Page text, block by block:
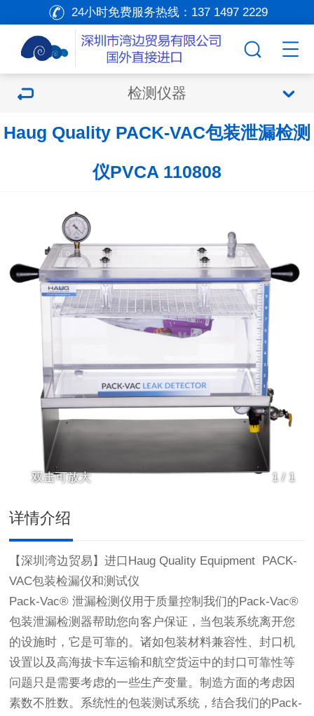
24小时免费服务热线： 137 1497 2229
检测仪器
Haug Quality PACK-VAC包装泄漏检测
仪PVCA 110808
1/ 1
双击可放大
详情介绍
【深圳湾边贸易】进口Haug Quality Equipment PACK-
VAC包装检漏仪和测试仪
Pack-Vac® 泄漏检测仪用于质量控制我们的Pack-Vac®
包装泄漏检测器帮助您向客户保证，当包装系统离开您
的设施时，它是可靠的。诸如包装材料兼容性、封口机
设置以及高海拔卡车运输和航空货运中的封口可靠性等
问题只是需要考虑的一些生产变量。制造方面的考虑因
素数不胜数。系统性的包装测试系统，结合我们的Pack-